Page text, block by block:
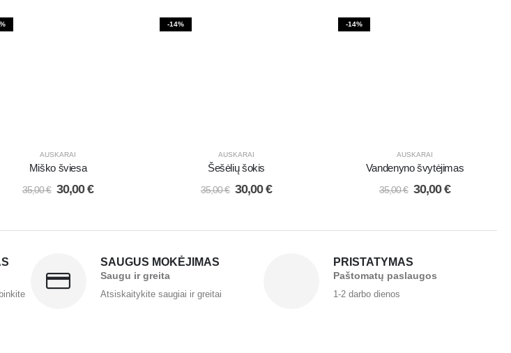
AUSKARAI
Miško šviesa
35,00€ 30,00€
-14%
AUSKARAI
Šešėlių šokis
35,00€ 30,00€
-14%
AUSKARAI
Vandenyno švytėjimas
35,00€ 30,00€
SAUGUS MOKĖJIMAS
Saugu ir greita
Atsiskaitykite saugiai ir greitai
PRISTATYMAS
Paštomatų paslaugos
1-2 darbo dienos